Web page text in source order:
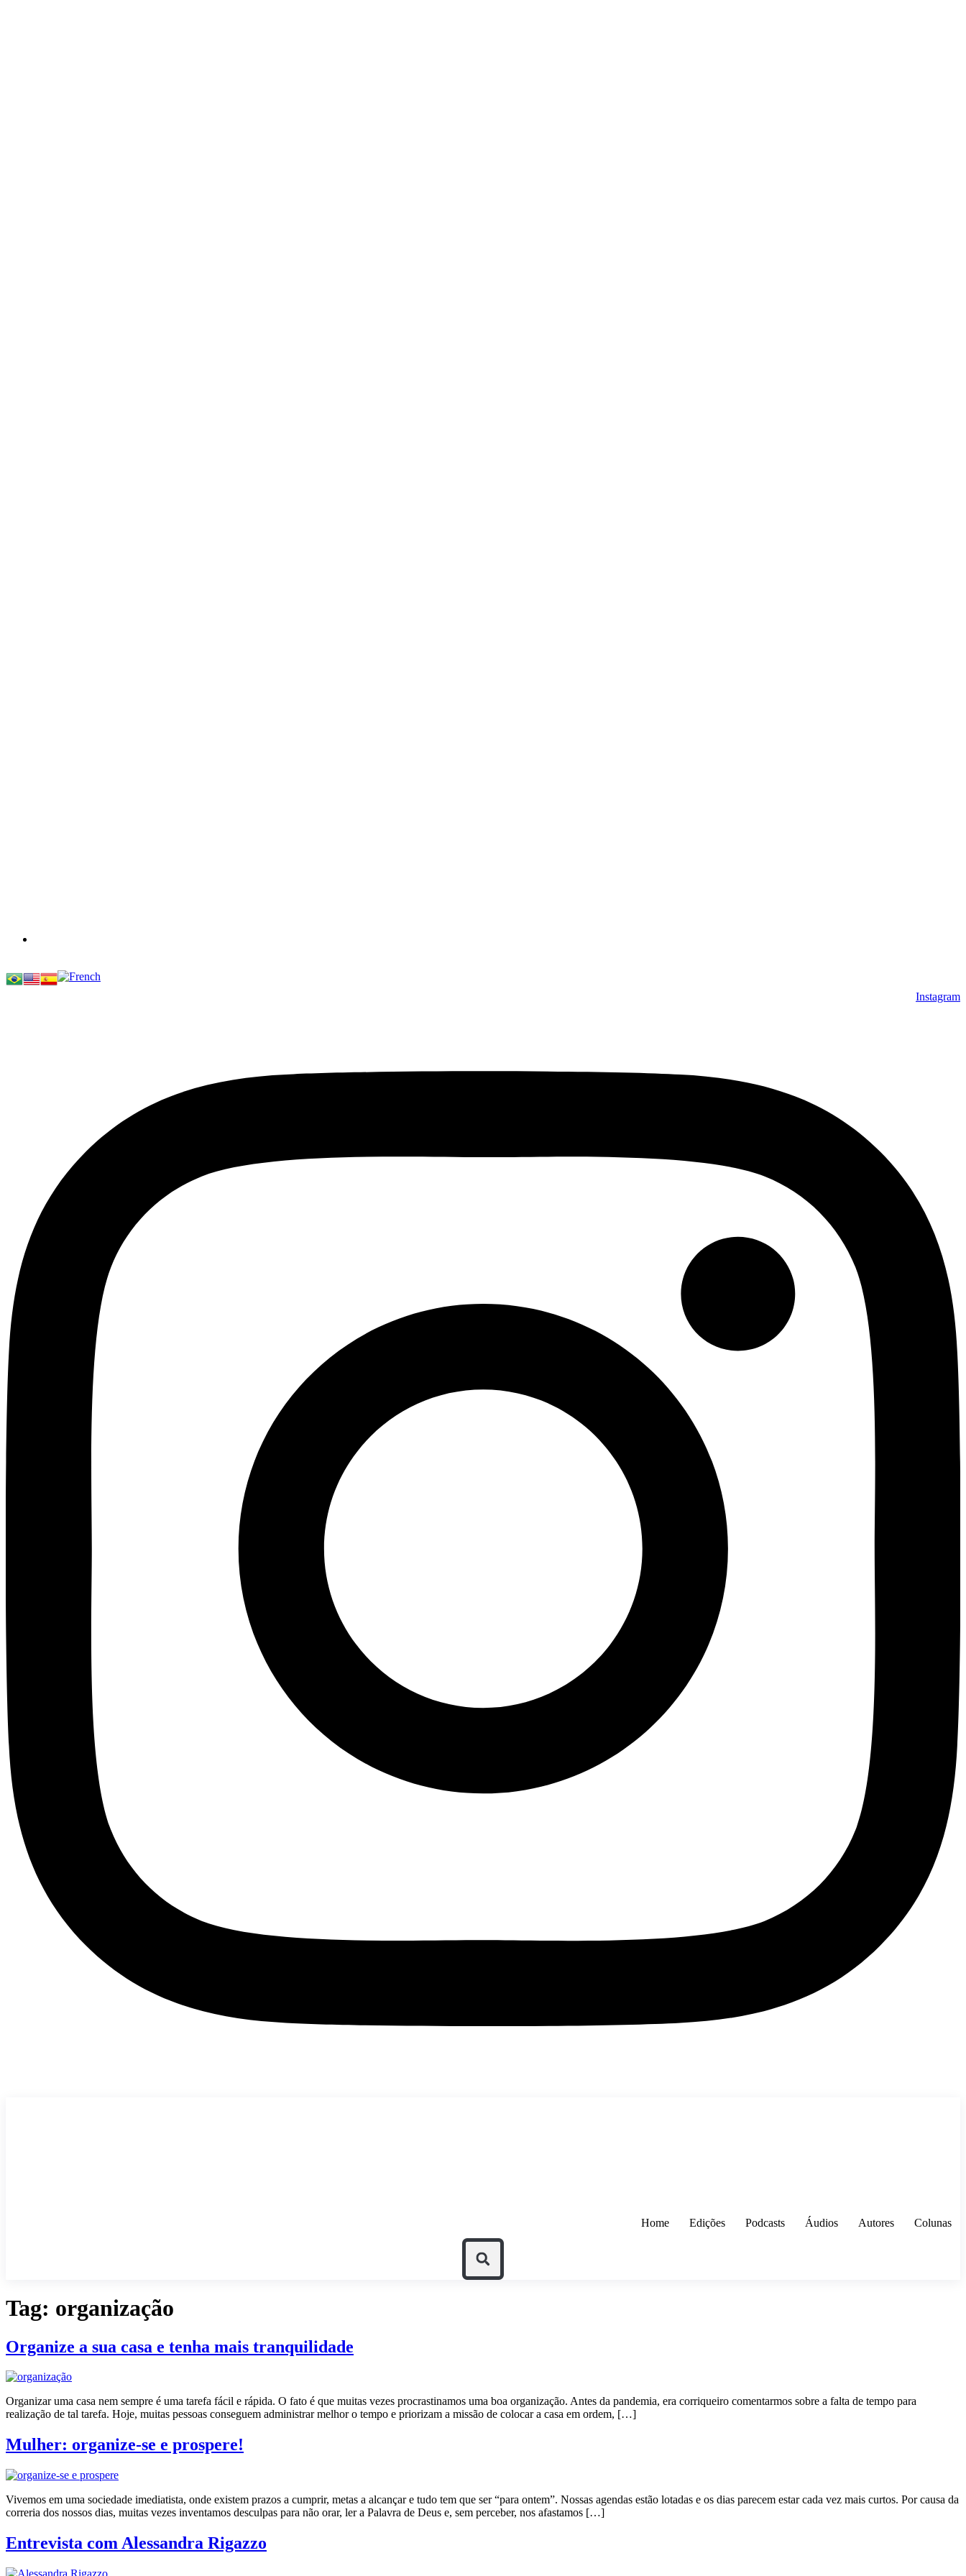
Instagram
Home Edições Podcasts Áudios Autores Colunas
Tag: organização
Organize a sua casa e tenha mais tranquilidade
Organizar uma casa nem sempre é uma tarefa fácil e rápida. O fato é que muitas vezes procrastinamos uma boa organização. Antes da pandemia, era corriqueiro comentarmos sobre a falta de tempo para
realização de tal tarefa. Hoje, muitas pessoas conseguem administrar melhor o tempo e priorizam a missão de colocar a casa em ordem, […]
Mulher: organize-se e prospere!
Vivemos em uma sociedade imediatista, onde existem prazos a cumprir, metas a alcançar e tudo tem que ser “para ontem”. Nossas agendas estão lotadas e os dias parecem estar cada vez mais curtos. Por causa da
correria dos nossos dias, muitas vezes inventamos desculpas para não orar, ler a Palavra de Deus e, sem perceber, nos afastamos […]
Entrevista com Alessandra Rigazzo